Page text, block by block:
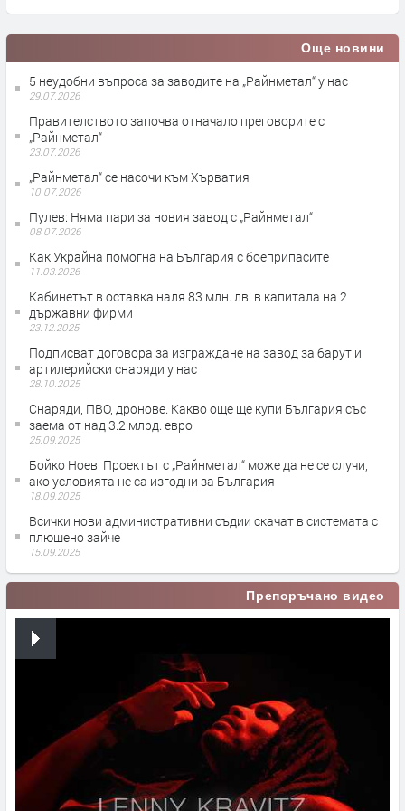
Още новини
5 неудобни въпроса за заводите на „Райнметал“ у нас
29.07.2026
Правителството започва отначало преговорите с
„Райнметал“
23.07.2026
„Райнметал“ се насочи към Хърватия
10.07.2026
Пулев: Няма пари за новия завод с „Райнметал“
08.07.2026
Как Украйна помогна на България с боеприпасите
11.03.2026
Кабинетът в оставка наля 83 млн. лв. в капитала на 2
държавни фирми
23.12.2025
Подписват договора за изграждане на завод за барут и
артилерийски снаряди у нас
28.10.2025
Снаряди, ПВО, дронове. Какво още ще купи България със
заема от над 3.2 млрд. евро
25.09.2025
Бойко Ноев: Проектът с „Райнметал“ може да не се случи,
ако условията не са изгодни за България
18.09.2025
Всички нови административни съдии скачат в системата с
плюшено зайче
15.09.2025
Препоръчано видео